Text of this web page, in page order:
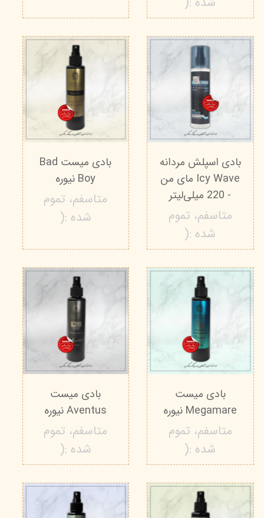
بادی اسپلش مردانه
Icy Wave مای من
- 220 میلی‌لیتر
متاسفم، تموم
شده :(
بادی میست Bad
Boy نیوره
متاسفم، تموم
شده :(
بادی میست
Megamare نیوره
متاسفم، تموم
شده :(
بادی میست
Aventus نیوره
متاسفم، تموم
شده :(